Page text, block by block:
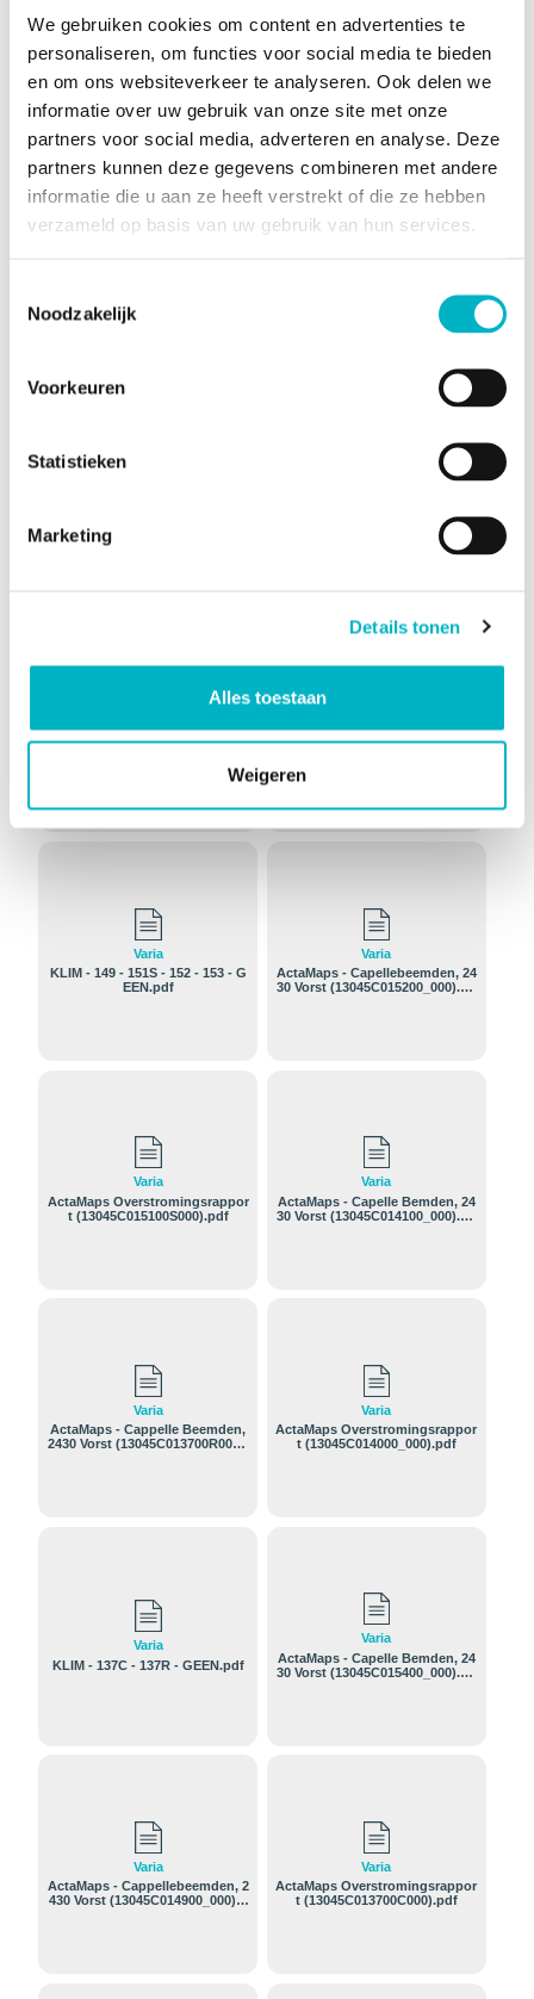
We gebruiken cookies om content en advertenties te
personaliseren, om functies voor social media te bieden
en om ons websiteverkeer te analyseren. Ook delen we
informatie over uw gebruik van onze site met onze
partners voor social media, adverteren en analyse. Deze
partners kunnen deze gegevens combineren met andere
informatie die u aan ze heeft verstrekt of die ze hebben
verzameld op basis van uw gebruik van hun services.
Noodzakelijk
Voorkeuren
Statistieken
Marketing
Details tonen
Alles toestaan
Weigeren
ActaMaps - Capellebeemden, 24
30 Vorst (13045C015100S000).pd
f
ActaMaps Overstromingsrappor
t (13045C015200_000).pdf
t (13045C013700R000).pdf
00C000).pdf
ActaMaps Overstromingsrappor
ActaMaps Erfgoed (13045C0137
Varia
KLIM - 149 - 151S - 152 - 153 - G
EEN.pdf
Varia
ActaMaps - Capellebeemden, 24
30 Vorst (13045C015200_000).pd
Varia
ActaMaps Overstromingsrappor
t (13045C015100S000).pdf
Varia
ActaMaps - Capelle Bemden, 24
30 Vorst (13045C014100_000).pd
Varia
ActaMaps - Cappelle Beemden,
2430 Vorst (13045C013700R000).
Varia
ActaMaps Overstromingsrappor
t (13045C014000_000).pdf
Varia
KLIM - 137C - 137R - GEEN.pdf
Varia
ActaMaps - Capelle Bemden, 24
30 Vorst (13045C015400_000).pd
Varia
ActaMaps - Cappellebeemden, 2
430 Vorst (13045C014900_000).p
Varia
ActaMaps Overstromingsrappor
t (13045C013700C000).pdf